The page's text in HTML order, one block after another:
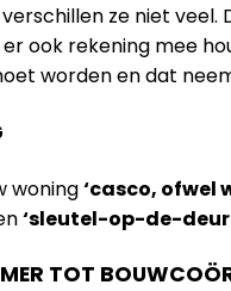
ze niet
ook rekening mee
worden en dat
woning‘casco, ofwel
‘sleutel-op-de-
TOT